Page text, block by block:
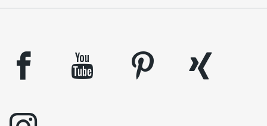
facebook youtube pinterest
xing